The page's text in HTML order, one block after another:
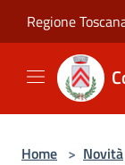
Regione
Home > Novità